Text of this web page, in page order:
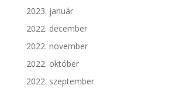
2023. január
2022. december
2022. november
2022. október
2022. szeptember